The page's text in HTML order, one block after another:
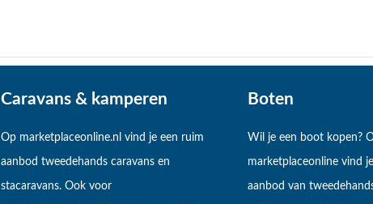
Caravans & kamperen
Op marketplaceonline.nl vind je een ruim
aanbod tweedehands caravans en
stacaravans. Ook voor
Boten
Wil je een boot kopen?
marketplaceonline vind
aanbod van